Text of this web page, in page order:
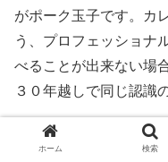
がポーク玉子です。カ
う、プロフェッショナ
べることが出来ない場
３０年越しで同じ認識
ホーム 検索